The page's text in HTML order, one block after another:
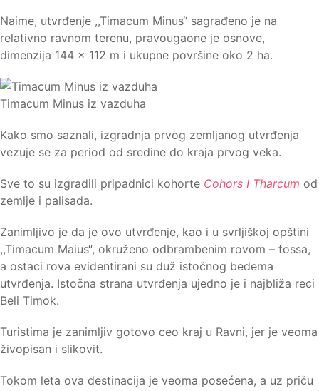
Naime, utvrđenje ,,Timacum Minus“ sagrađeno je na
relativno ravnom terenu, pravougaone je osnove,
dimenzija 144 x 112 m i ukupne površine oko 2 ha.
Timacum Minus iz vazduha
Kako smo saznali, izgradnja prvog zemljanog utvrđenja
vezuje se za period od sredine do kraja prvog veka.
Sve to su izgradili pripadnici kohorte Cohors I Tharcum od
zemlje i palisada.
Zanimljivo je da je ovo utvrđenje, kao i u svrljiškoj opštini
,,Timacum Maius“, okruženo odbrambenim rovom – fossa,
a ostaci rova evidentirani su duž istočnog bedema
utvrđenja. Istočna strana utvrđenja ujedno je i najbliža reci
Beli Timok.
Turistima je zanimljiv gotovo ceo kraj u Ravni, jer je veoma
živopisan i slikovit.
Tokom leta ova destinacija je veoma posećena, a uz priču